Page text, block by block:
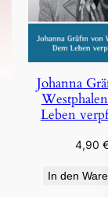
Johanna
Leben
4,90
In den